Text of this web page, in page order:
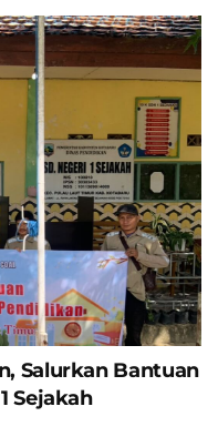
Salurkan Bantuan
Sejakah